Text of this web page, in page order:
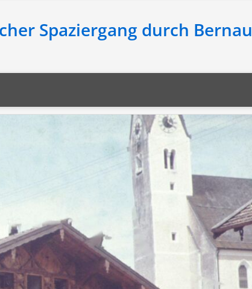
Spaziergang durch Bernau